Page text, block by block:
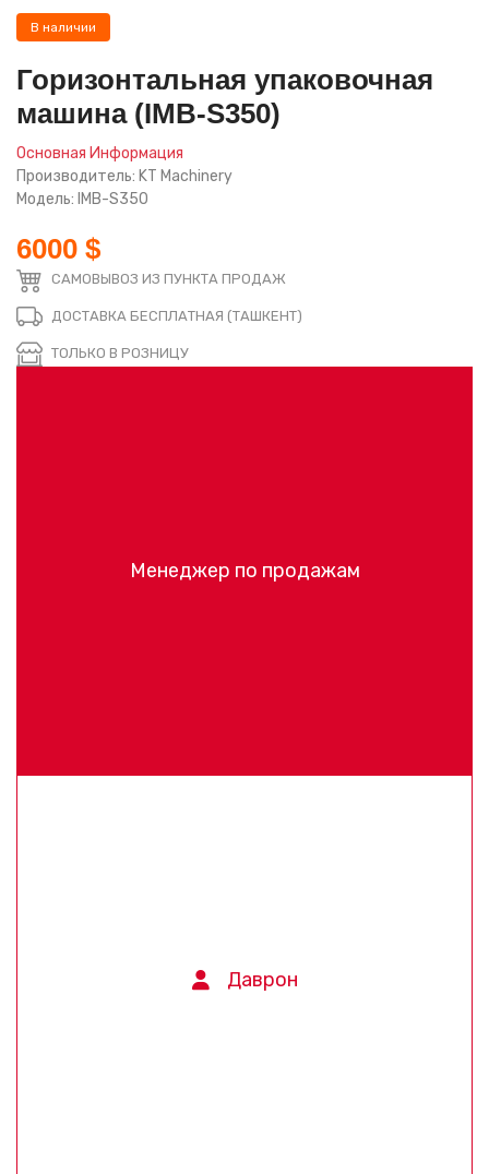
В наличии
Горизонтальная упаковочная
машина (IMB-S350)
Основная Информация
Производитель: KT Machinery
Модель: IMB-S350
6000 $
САМОВЫВОЗ ИЗ ПУНКТА ПРОДАЖ
ДОСТАВКА БЕСПЛАТНАЯ (ТАШКЕНТ)
ТОЛЬКО В РОЗНИЦУ
Менеджер по продажам
Даврон